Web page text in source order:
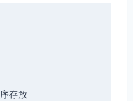
存放